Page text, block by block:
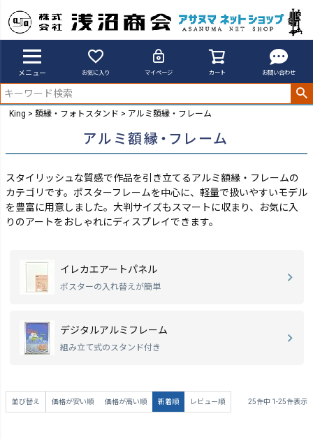
メニュー お気に入り マイページ カート お問い合わせ
King 額縁・フォトスタンド アルミ額縁・フレーム
アルミ額縁・フレーム
スタイリッシュな質感で作品を引き立てるアルミ額縁・フレームの
カテゴリです。ポスターフレームを中心に、軽量で扱いやすいモデル
を豊富に用意しました。 大判サイズもスマートに収まり、お気に入
りのアートをおしゃれにディスプレイできます。
イレカエアートパネル
ポスターの入れ替えが簡単
デジタルアルミフレーム
組み立て式のスタンド付き
並び替え 価格が安い順 価格が高い順 新着順 レビュー順 25件中 1 -25件表示